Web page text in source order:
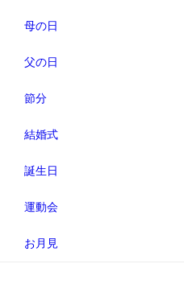
母の日
父の日
節分
結婚式
誕生日
運動会
お月見